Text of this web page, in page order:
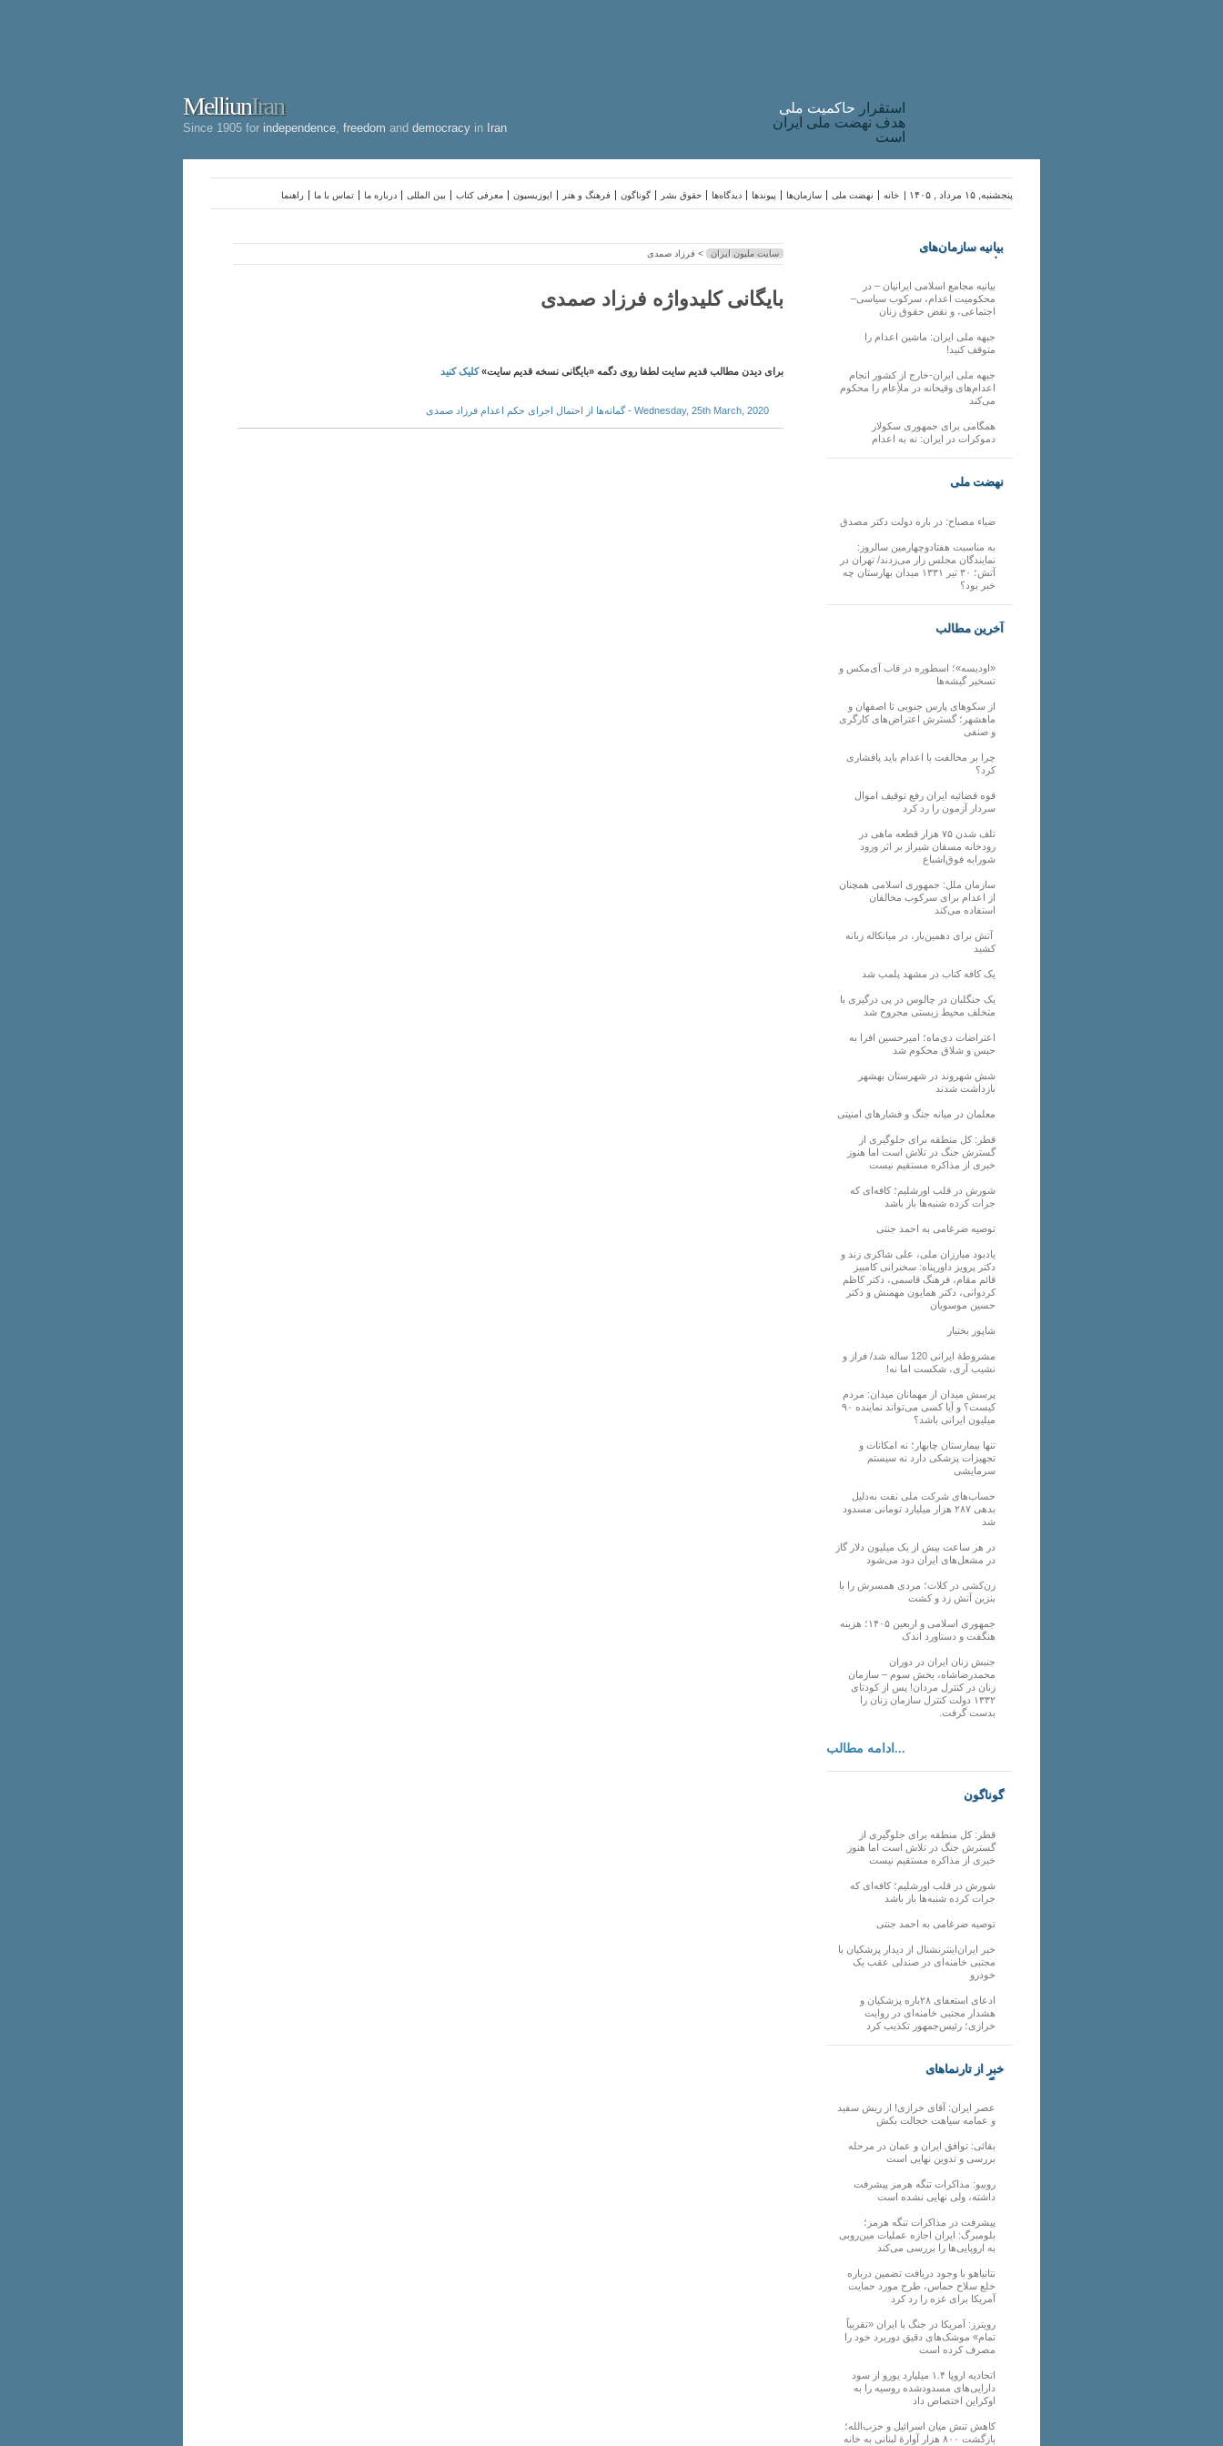
MelliunIran
Since 1905 for independence freedom and democracy in Iran
استقرار حاکميت ملی
هدف نهضت ملی ایران
است
راهنما تماس با ما درباره ما بین المللی معرفی کتاب اپوزیسیون فرهنگ و هنر گوناگون حقوق بشر دیدگاه‌ها پیوندها سازمان‌ها نهضت ملی خانه پنجشنبه, ۱۵ مرداد , ۱۴۰۵ |
سایت ملیون ایران > فرزاد صمدی
بایگانی کلیدواژه فرزاد صمدی
برای دیدن مطالب قدیم سایت لطفا روی دگمه «بایگانی نسخه قدیم سایت»کلیک کنید
Wednesday, 25th March, 2020 - گمانه‌ها از احتمال اجرای حکم اعدام فرزاد صمدی
بیانیه سازمان‌های
ملی
بیانیه مجامع اسلامی ایرانیان – در
محکومیت اعدام، سرکوب سیاسی–
اجتماعی، و نقض حقوق زنان
جبهه ملی ایران: ماشین اعدام را
متوقف کنید!
جبهه ملی ایران-خارج از کشور انجام
اعدام‌های وقیحانه در ملأِعام را محکوم
می‌کند
همگامی برای جمهوری سکولار
دموکرات در ایران: نه به اعدام
نهضت ملی
ضیاء مصباح: در باره دولت دکتر مصدق
به مناسبت هفتادوچهارمین سالروز:
نمایندگان مجلس زار می‌زدند/ تهران در
آتش؛ ۳۰ تیر ۱۳۳۱ میدان بهارستان چه
خبر بود؟
آخرین مطالب
«اودیسه»؛ اسطوره در قاب آی‌مکس و
تسخیر گیشه‌ها
از سکوهای پارس جنوبی تا اصفهان و
ماهشهر؛ گسترش اعتراض‌های کارگری
و صنفی
چرا بر مخالفت با اعدام باید پافشاری
کرد؟
قوه قضائیه ایران رفع توقیف اموال
سردار آزمون را رد کرد
تلف شدن ۷۵ هزار قطعه ماهی در
رودخانه مسقان شیراز بر اثر ورود
شورابه فوق‌اشباع
سازمان ملل: جمهوری اسلامی همچنان
از اعدام برای سرکوب مخالفان
استفاده می‌کند
آتش برای دهمین‌بار، در میانکاله زبانه
کشید
یک کافه کتاب در مشهد پلمب شد
یک جنگلبان در چالوس در پی درگیری با
متخلف محیط زیستی مجروح شد
اعتراضات دی‌ماه؛ امیرحسین افرا به
حبس و شلاق محکوم شد
شش شهروند در شهرستان بهشهر
بازداشت شدند
معلمان در میانه جنگ و فشارهای امنیتی
قطر: کل منطقه برای جلوگیری از
گسترش جنگ در تلاش است اما هنوز
خبری از مذاکره مستقیم نیست
شورش در قلب اورشلیم؛ کافه‌ای که
جرات کرده شنبه‌ها باز باشد
توصیه ضرغامی به احمد جنتی
یادبود مبارزان ملی، علی شاکری زند و
دکتر پرویز داورپناه: سخنرانی کامبیز
قائم مقام، فرهنگ قاسمی، دکتر کاظم
کردوانی، دکتر همایون مهمنش و دکتر
حسین موسویان
شاپور بختیار
مشروطۀ ایرانی 120 ساله شد/ فراز و
نشیب آری، شکست اما نه!
پرسش میدان از مهمانان میدان: مردم
کیست؟ و آیا کسی می‌تواند نماینده ۹۰
میلیون ایرانی باشد؟
تنها بیمارستان چابهار؛ نه امکانات و
تجهیزات پزشکی دارد نه سیستم
سرمایشی
حساب‌های شرکت ملی نفت به‌دلیل
بدهی ۲۸۷ هزار میلیارد تومانی مسدود
شد
در هر ساعت بیش از یک میلیون دلار گاز
در مشعل‌های ایران دود می‌شود
زن‌کشی در کلات؛ مردی همسرش را با
بنزین آتش زد و کشت
جمهوری اسلامی و اربعین ۱۴۰۵؛ هزینه
هنگفت و دستاورد اندک
جنبش زنان ایران در دوران
محمدرضاشاه، بخش سوم – سازمان
زنان در کنترل مردان! پس از کودتای
۱۳۳۲ دولت کنترل سازمان زنان را
بدست گرفت.
ادامه مطالب...
گوناگون
قطر: کل منطقه برای جلوگیری از
گسترش جنگ در تلاش است اما هنوز
خبری از مذاکره مستقیم نیست
شورش در قلب اورشلیم؛ کافه‌ای که
جرات کرده شنبه‌ها باز باشد
توصیه ضرغامی به احمد جنتی
خبر ایران‌اینترنشنال از دیدار پزشکیان با
مجتبی خامنه‌ای در صندلی عقب یک
خودرو
ادعای استعفای ۲۸باره پزشکیان و
هشدار مجتبی خامنه‌ای در روایت
خرازی؛ رئیس‌جمهور تکذیب کرد
خبر از تارنماهای
دیگر
عصر ایران: آقای خرازی! از ریش سفید
و عمامه سیاهت خجالت بکش
بقائی: توافق ایران و عمان در مرحله
بررسی و تدوین نهایی است
روبیو: مذاکرات تنگه هرمز پیشرفت
داشته، ولی نهایی نشده است
پیشرفت در مذاکرات تنگه هرمز؛
بلومبرگ: ایران اجازه عملیات مین‌روبی
به اروپایی‌ها را بررسی می‌کند
نتانیاهو با وجود دریافت تضمین درباره
خلع سلاح حماس، طرح مورد حمایت
آمریکا برای غزه را رد کرد
رویترز: آمریکا در جنگ با ایران «تقریباً
تمام» موشک‌های دقیق دوربرد خود را
مصرف کرده است
اتحادیه اروپا ۱.۴ میلیارد یورو از سود
دارایی‌های مسدودشده روسیه را به
اوکراین ‏اختصاص داد
کاهش تنش میان اسرائیل و حزب‌الله؛
بازگشت ۸۰۰ هزار آوارۀ لبنانی به خانه‌